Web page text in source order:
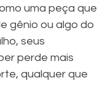
uma peça que
gênio ou algo do
seus
perde mais
qualquer que